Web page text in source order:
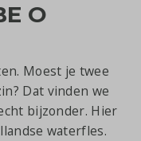
O
Moest je twee
Dat vinden we
bijzonder. Hier
waterfles.